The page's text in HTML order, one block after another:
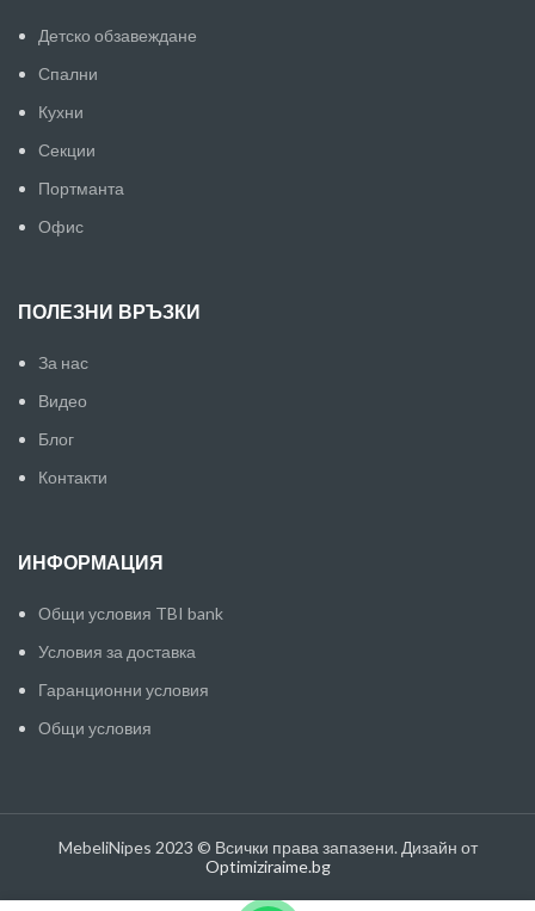
Детско обзавеждане
Спални
Кухни
Секции
Портманта
Офис
ПОЛЕЗНИ ВРЪЗКИ
За нас
Видео
Блог
Контакти
ИНФОРМАЦИЯ
Общи условия TBI bank
Условия за доставка
Гаранционни условия
Общи условия
MebeliNipes 2023 © Всички права запазени. Дизайн от
Optimiziraime.bg